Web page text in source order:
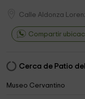
Calle Aldonza
Compartir
Cerca de Patio
Museo Cervantino